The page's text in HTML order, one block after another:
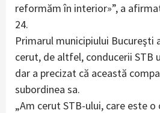
reformăm în interior»”, a
24.
Primarul municipiului Bucureşti
cerut, de altfel, conducerii STB
dar a precizat că această
subordinea sa.
„Am cerut STB-ului, care este